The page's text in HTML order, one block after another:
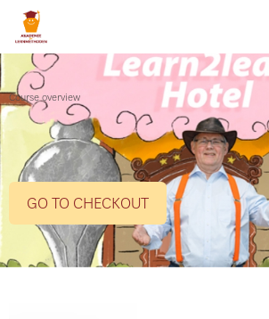
Course overview
GO TO CHECKOUT